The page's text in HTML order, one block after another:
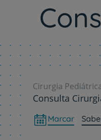
Cirurgia
Consulta
Marcar